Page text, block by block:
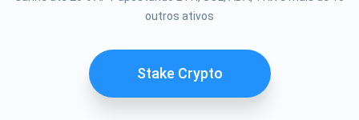
outros ativos
Stake Crypto
SE
INSCREVER